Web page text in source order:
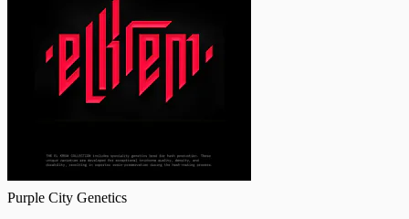
Purple City Genetics